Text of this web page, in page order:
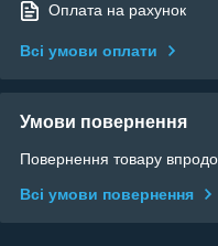
Оплата на рахунок
Всі умови оплати
Умови повернення
Повернення товару
Всі умови повернення